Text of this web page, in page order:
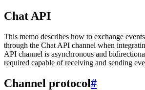
Chat API
This memo describes how to exchange
through the Chat API channel when
API channel is asynchronous and
required capable of receiving and sending
Channel protocol#